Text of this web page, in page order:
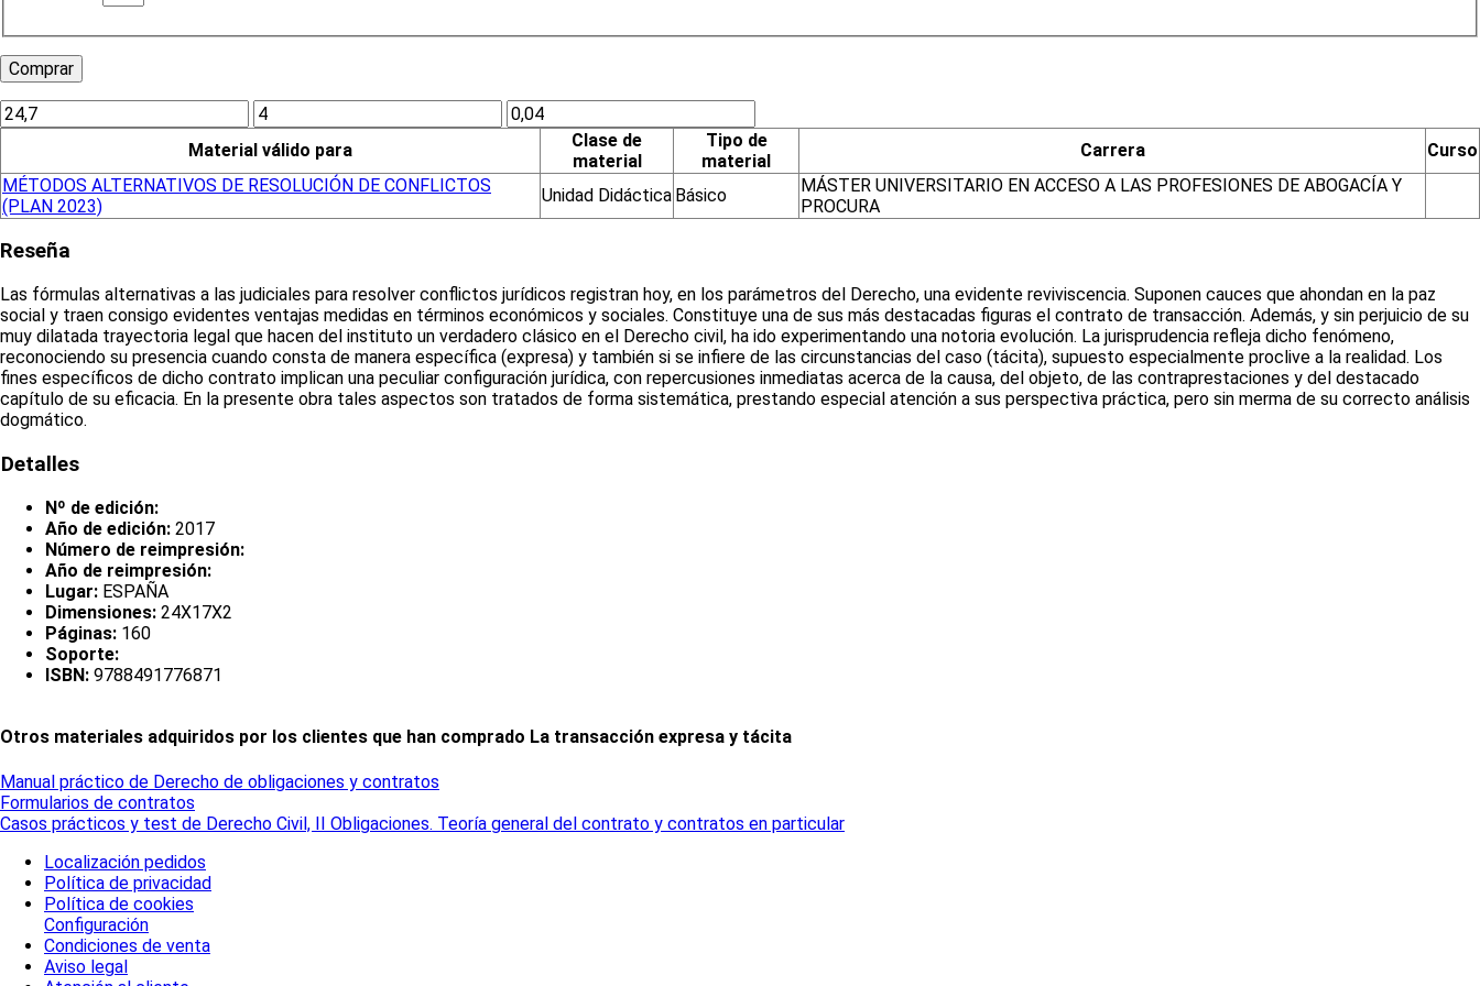
Material válido para
Clase de
material
Tipo de
material
Carrera
Curso
MÉTODOS ALTERNATIVOS DE RESOLUCIÓN DE CONFLICTOS
(PLAN 2023)
Unidad Didáctica Básico
MÁSTER UNIVERSITARIO EN ACCESO A LAS PROFESIONES DE ABOGACÍA Y
PROCURA
Reseña
Las fórmulas alternativas a las judiciales para resolver conflictos jurídicos registran hoy, en los parámetros del Derecho, una evidente reviviscencia. Suponen cauces que ahondan en la paz
social y traen consigo evidentes ventajas medidas en términos económicos y sociales. Constituye una de sus más destacadas figuras el contrato de transacción. Además, y sin perjuicio de su
muy dilatada trayectoria legal que hacen del instituto un verdadero clásico en el Derecho civil, ha ido experimentando una notoria evolución. La jurisprudencia refleja dicho fenómeno,
reconociendo su presencia cuando consta de manera específica (expresa) y también si se infiere de las circunstancias del caso (tácita), supuesto especialmente proclive a la realidad. Los
fines específicos de dicho contrato implican una peculiar configuración jurídica, con repercusiones inmediatas acerca de la causa, del objeto, de las contraprestaciones y del destacado
capítulo de su eficacia. En la presente obra tales aspectos son tratados de forma sistemática, prestando especial atención a sus perspectiva práctica, pero sin merma de su correcto análisis
dogmático.
Detalles
Nº de edición:
Año de edición: 2017
Número de reimpresión:
Año de reimpresión:
Lugar: ESPAÑA
Dimensiones: 24X17X2
Páginas: 160
Soporte:
ISBN: 9788491776871
Otros materiales adquiridos por los clientes que han comprado La transacción expresa y tácita
Manual práctico de Derecho de obligaciones y contratos
Formularios de contratos
Casos prácticos y test de Derecho Civil, II Obligaciones. Teoría general del contrato y contratos en particular
Localización pedidos
Política de privacidad
Política de cookies
Configuración
Condiciones de venta
Aviso legal